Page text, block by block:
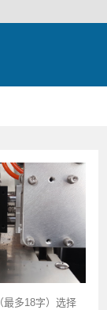
最多18字）选择